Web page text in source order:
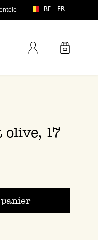
Mon compte
BE - FR
olive, 17